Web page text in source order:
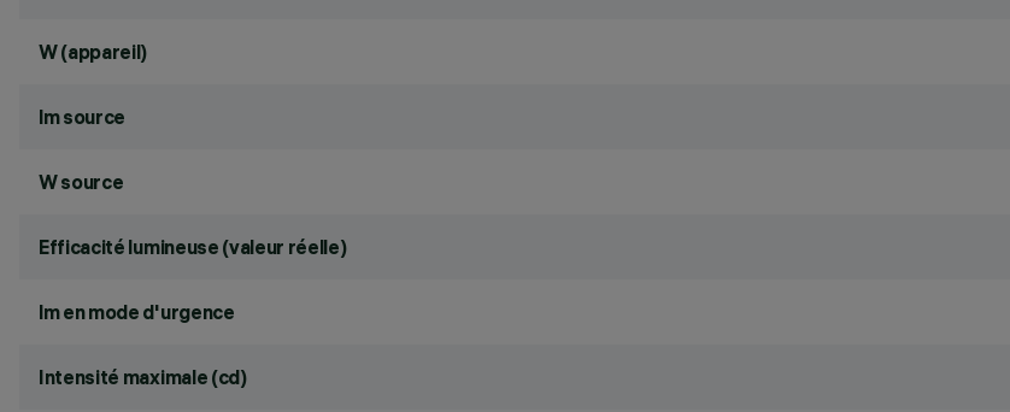
W (appareil)
lm source
W source
Efficacité lumineuse (valeur réelle)
lm en mode d'urgence
Intensité maximale (cd)